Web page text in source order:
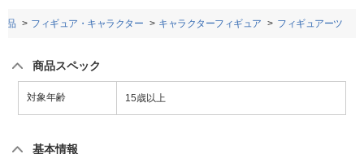
品 フィギュア・キャラクター キャラクターフィギュア フィギュアーツ
商品スペック
対象年齢 15歳以上
基本情報